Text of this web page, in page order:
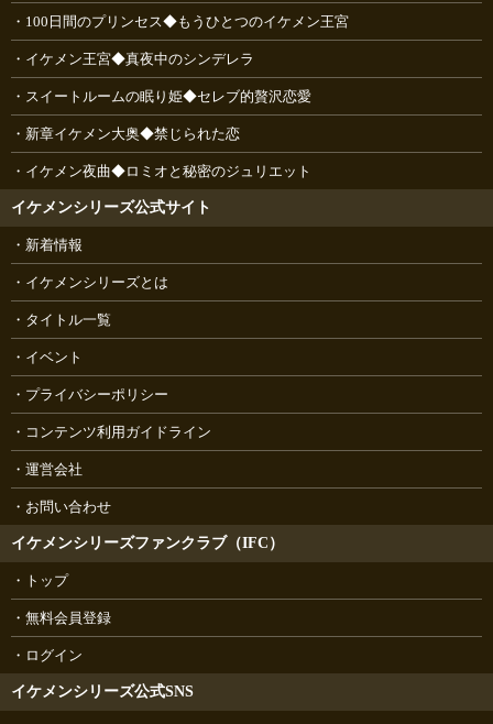
100日間のプリンセス◆もうひとつのイケメン王宮
イケメン王宮◆真夜中のシンデレラ
スイートルームの眠り姫◆セレブ的贅沢恋愛
新章イケメン大奥◆禁じられた恋
イケメン夜曲◆ロミオと秘密のジュリエット
イケメンシリーズ公式サイト
新着情報
イケメンシリーズとは
タイトル一覧
イベント
プライバシーポリシー
コンテンツ利用ガイドライン
運営会社
お問い合わせ
イケメンシリーズファンクラブ（IFC）
トップ
無料会員登録
ログイン
イケメンシリーズ公式SNS